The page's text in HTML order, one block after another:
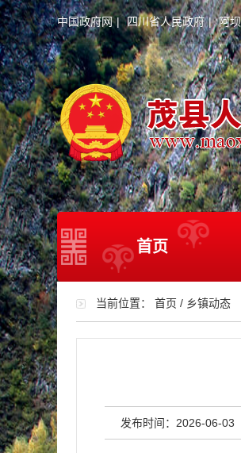
中国政府网 | 四川省人民政府 | 阿
首页
当前位置： 首页 / 乡镇动态
发布时间：2026-06-03